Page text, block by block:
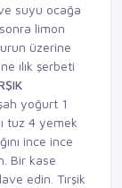
suyu ocağa
limon
üzerine
ılık şerbeti
yoğurt 1
tuz 4 yemek
ince ince
Bir kase
edin. Tırşik